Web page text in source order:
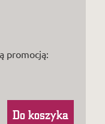
promocją:
cena od
Do koszyka